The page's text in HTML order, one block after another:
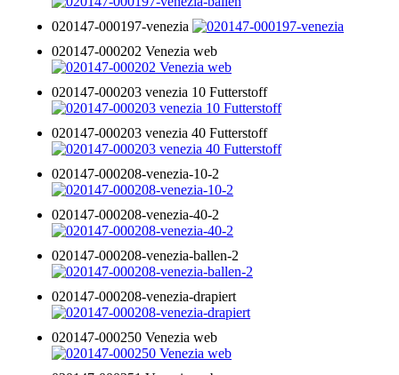
020147-000197-venezia
020147-000202 Venezia web
020147-000203 venezia 10 Futterstoff
020147-000203 venezia 40 Futterstoff
020147-000208-venezia-10-2
020147-000208-venezia-40-2
020147-000208-venezia-ballen-2
020147-000208-venezia-drapiert
020147-000250 Venezia web